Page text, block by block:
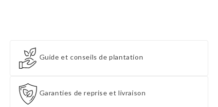
Guide et conseils de plantation
Garanties de reprise et livraison